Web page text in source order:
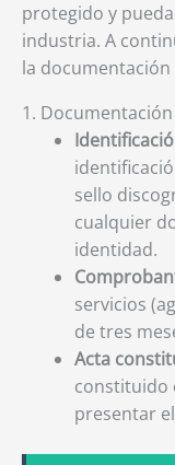
protegido y
industria. A
la
1.
sello
cualquier
identidad.
servicios
de tres
Acta
constituido
presentar